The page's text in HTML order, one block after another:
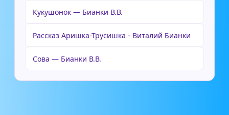
Кукушонок — Бианки В.В.
Рассказ Аришка-Трусишка - Виталий Бианки
Сова — Бианки В.В.